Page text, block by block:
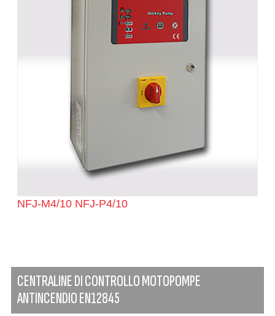
NFJ-M4/10 NFJ-P4/10
CENTRALINE DI CONTROLLO MOTOPOMPE
ANTINCENDIO EN12845